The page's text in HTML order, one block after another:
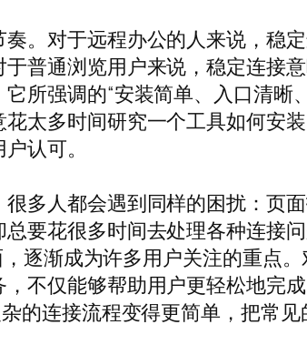
。对于远程办公的人来说，稳
普通浏览用户来说，稳定连接意
所强调的“安装简单、入口清晰
太多时间研究一个工具如何安
认可。
多人都会遇到同样的困扰：页
要花很多时间去处理各种连接
逐渐成为许多用户关注的重点
不仅能够帮助用户更轻松地完
的连接流程变得更简单，把常